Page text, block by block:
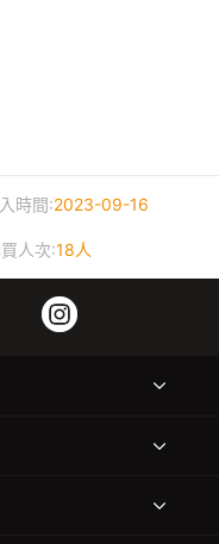
時間:2023-09-16
人次:18人